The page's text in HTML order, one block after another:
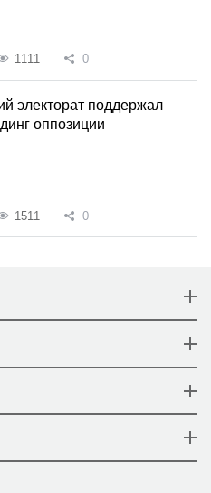
1111 0
электорат поддержал
оппозиции
1511 0